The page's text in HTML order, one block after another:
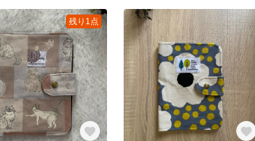
残り1点